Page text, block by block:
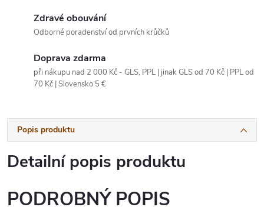
Zdravé obouvání
Odborné poradenství od prvních krůčků
Doprava zdarma
při nákupu nad 2 000 Kč - GLS, PPL | jinak GLS od 70 Kč | PPL od
70 Kč | Slovensko 5 €
Popis produktu
Detailní popis produktu
PODROBNÝ POPIS